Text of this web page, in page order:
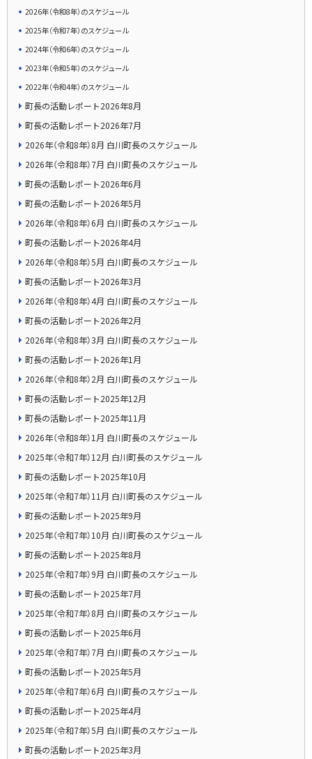
2026年（令和8年）のスケジュール
2025年（令和7年）のスケジュール
2024年（令和6年）のスケジュール
2023年（令和5年）のスケジュール
2022年（令和4年）のスケジュール
町長の活動レポート2026年8月
町長の活動レポート2026年7月
2026年（令和8年）8月 白川町長のスケジュール
2026年（令和8年）7月 白川町長のスケジュール
町長の活動レポート2026年6月
町長の活動レポート2026年5月
2026年（令和8年）6月 白川町長のスケジュール
町長の活動レポート2026年4月
2026年（令和8年）5月 白川町長のスケジュール
町長の活動レポート2026年3月
2026年（令和8年）4月 白川町長のスケジュール
町長の活動レポート2026年2月
2026年（令和8年）3月 白川町長のスケジュール
町長の活動レポート2026年1月
2026年（令和8年）2月 白川町長のスケジュール
町長の活動レポート2025年12月
町長の活動レポート2025年11月
2026年（令和8年）1月 白川町長のスケジュール
2025年（令和7年）12月 白川町長のスケジュール
町長の活動レポート2025年10月
2025年（令和7年）11月 白川町長のスケジュール
町長の活動レポート2025年9月
2025年（令和7年）10月 白川町長のスケジュール
町長の活動レポート2025年8月
2025年（令和7年）9月 白川町長のスケジュール
町長の活動レポート2025年7月
2025年（令和7年）8月 白川町長のスケジュール
町長の活動レポート2025年6月
2025年（令和7年）7月 白川町長のスケジュール
町長の活動レポート2025年5月
2025年（令和7年）6月 白川町長のスケジュール
町長の活動レポート2025年4月
2025年（令和7年）5月 白川町長のスケジュール
町長の活動レポート2025年3月